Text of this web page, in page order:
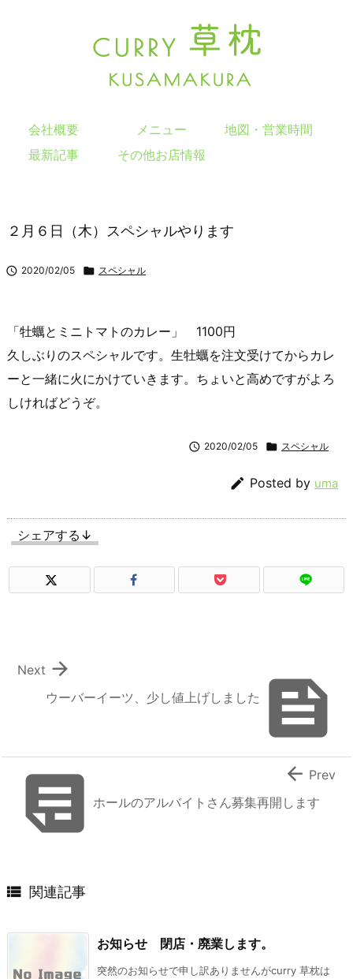
会社概要 メニュー
地図・営業時間
最新記事
その他お店情報
２月６日（木）スペシャルやります
 2020/02/05  スペシャル
「牡蠣とミニトマトのカレー」 1100円
久しぶりのスペシャルです。生牡蠣を注文受けてからカレ
ーと一緒に火にかけていきます。ちょいと高めですがよろ
しければどうぞ。
 2020/02/05  スペシャル
 Posted by uma
シェアする↓

ウーバーイーツ、少し値上げしました

Next
ホールのアルバイトさん募集再開します
 Prev
 関連記事
お知らせ 閉店・廃業します。
突然のお知らせで申し訳ありませんがcurry 草枕は